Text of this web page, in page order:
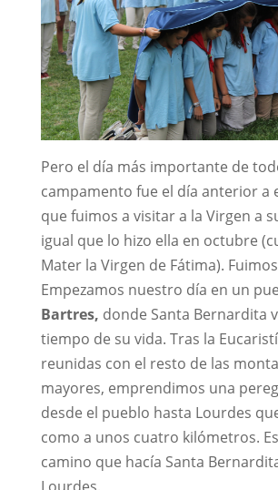
Pero el día más importante de
campamento fue el día anterior a
que fuimos a visitar a la Virgen a
igual que lo hizo ella en octubre
Mater la Virgen de Fátima).
Empezamos nuestro día en un
Bartres, donde Santa Bernardita
tiempo de su vida. Tras la
reunidas con el resto de las
mayores, emprendimos una
desde el pueblo hasta Lourdes
como a unos cuatro kilómetros.
camino que hacía Santa